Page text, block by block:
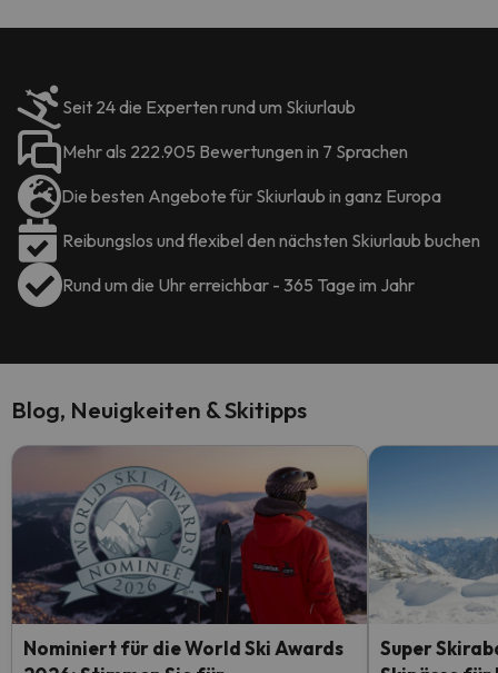
Seit 24 die Experten rund um Skiurlaub
Mehr als 222.905 Bewertungen in 7 Sprachen
Die besten Angebote für Skiurlaub in ganz Europa
Reibungslos und flexibel den nächsten Skiurlaub buchen
Rund um die Uhr erreichbar - 365 Tage im Jahr
Blog, Neuigkeiten & Skitipps
Nominiert für die World Ski Awards
Super